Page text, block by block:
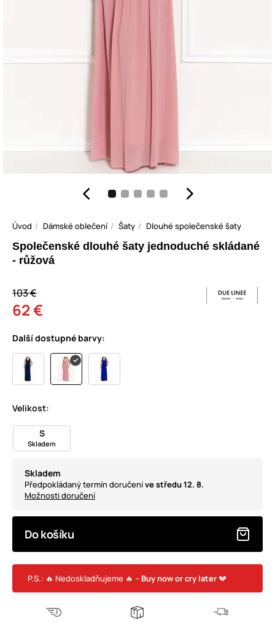
Úvod Dámské oblečení Šaty Dlouhé společenské šaty
Společenské dlouhé šaty jednoduché skládané
- růžová
103 €
62 €
Další dostupné barvy:
Velikost:
S
Skladem
Skladem
Předpokládaný termín doručeníve středu 12. 8.
Možnosti doručení
Do košíku
P.S.: 🔥 Nedoskladňujeme 🔥 – Buy now or cry later💔